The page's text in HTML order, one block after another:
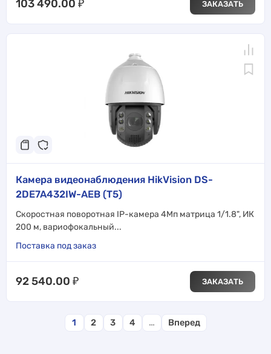
103 490.00 ₽ ЗАКАЗАТЬ
Камера видеонаблюдения HikVision DS-
2DE7A432IW-AEB (T5)
Скоростная поворотная IP-камера 4Мп матрица 1/1.8", ИК
200 м, вариофокальный...
Поставка под заказ
92 540.00 ₽ ЗАКАЗАТЬ
1 2 3 4 … Вперед